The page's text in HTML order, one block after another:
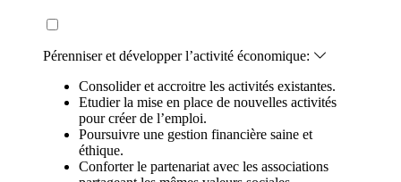
Pérenniser et développer l’activité économique:
Consolider et accroitre les activités existantes.
Etudier la mise en place de nouvelles activités
pour créer de l’emploi.
Poursuivre une gestion financière saine et
éthique.
Conforter le partenariat avec les associations